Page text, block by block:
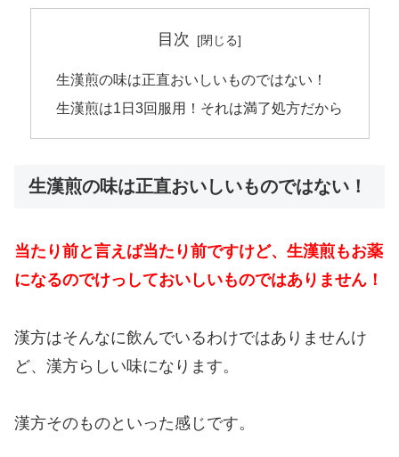
目次
生漢煎の味は正直おいしいものではない！
生漢煎は1日3回服用！それは満了処方だから
生漢煎の味は正直おいしいものではない！
当たり前と言えば当たり前ですけど、生漢煎もお薬
になるのでけっしておいしいものではありません！
漢方はそんなに飲んでいるわけではありませんけ
ど、漢方らしい味になります。
漢方そのものといった感じです。